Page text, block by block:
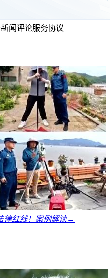
闻评论服务协议
律红线！案例解读→